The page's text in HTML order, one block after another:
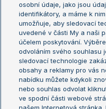
Žebříček WTA (ženy)
Sázkařský žebříček
Aktualní trendy
Fotbalové přestupy
osobní údaje, jako jsou
identifikátory, a máme k
umožňuje, aby sledovací
uvedené v části My a naši
účelem poskytování.
odvoláním svého souhlasu
sledovací technologie
obsahy a reklamy pro vás
nabídku můžete kdykoli
nebo souhlas odvolat
ve spodní části webové